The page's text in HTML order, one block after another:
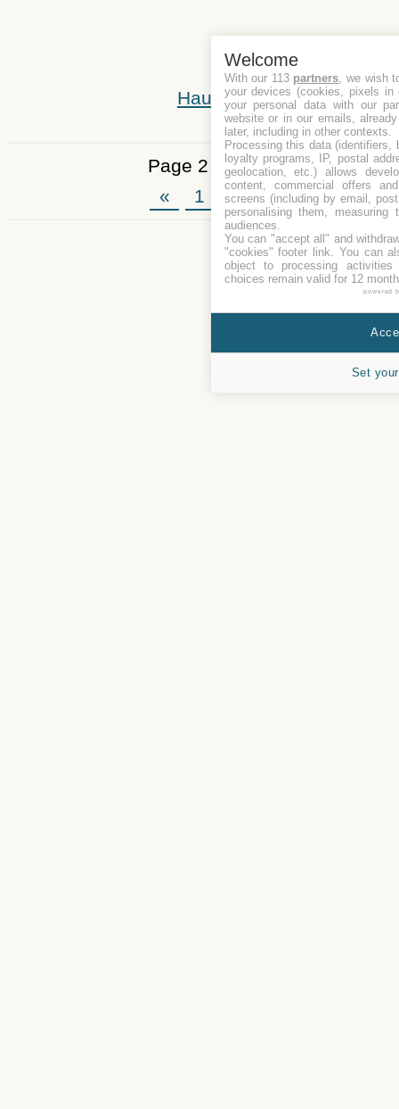
Haut
Page 2 de 2
«
1 2
Welcome
With our 113 partners , we wish
your devices (cookies, pixels
your personal data with our
website or in our emails,
later, including in other contexts.
Processing this data (identifiers,
loyalty programs, IP, postal
geolocation, etc.) allows
content, commercial offers
screens (including by email,
personalising them, measuring
audiences.
You can "accept all" and
"cookies" footer link . You can
object to processing
choices remain valid for 12
powered
Set